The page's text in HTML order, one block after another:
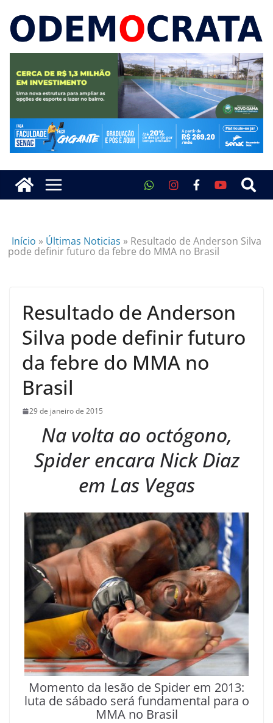
Início » Últimas Noticias » Resultado de Anderson Silva
pode definir futuro da febre do MMA no Brasil
Resultado de Anderson
Silva pode definir futuro
da febre do MMA no
Brasil
29 de janeiro de 2015
Na volta ao octógono,
Spider encara Nick Diaz
em Las Vegas
Momento da lesão de Spider em 2013:
luta de sábado será fundamental para o
MMA no Brasil